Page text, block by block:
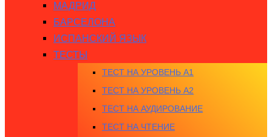
МАДРИД
БАРСЕЛОНА
ИСПАНСКИЙ ЯЗЫК
ТЕСТЫ
ТЕСТ НА УРОВЕНЬ A1
ТЕСТ НА УРОВЕНЬ A2
ТЕСТ НА АУДИРОВАНИЕ
ТЕСТ НА ЧТЕНИЕ